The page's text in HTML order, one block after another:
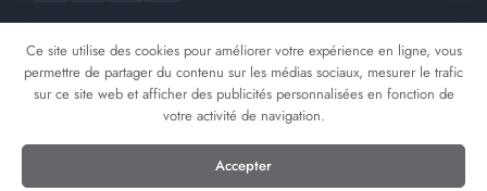
©2026Opnminded
Ce site utilise des cookies pour améliorer votre expérience en ligne, vous
permettre de partager du contenu sur les médias sociaux, mesurer le trafic
sur ce site web et afficher des publicités personnalisées en fonction de
votre activité de navigation.
Accepter